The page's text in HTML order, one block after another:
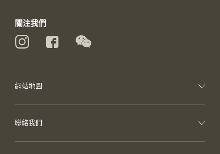
關注我們
網站地圖
聯絡我們